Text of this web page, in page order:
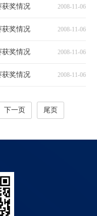
获奖情况 2008-11-06
获奖情况 2008-11-06
获奖情况 2008-11-06
获奖情况 2008-11-06
下一页 尾页